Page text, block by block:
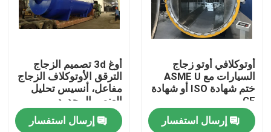
المنتجات
حولنا
جولة في المصنع
أوتوكلافي أوتو زجاج
السيارات مع ASME U
ختم شهادة ISO أو شهادة
CE
إرسال استفسار
أوغ 3d تصميم الزجاج
الترقق الأوتوكلاف الزجاج
مفاعل، أنسيس تحليل
العنصر المحدود
إرسال استفسار